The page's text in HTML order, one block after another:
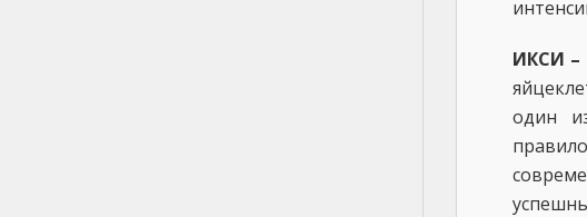
ИКСИ –
один